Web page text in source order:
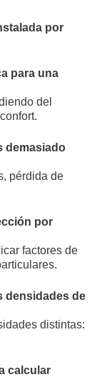
por
para una
del
demasiado
pérdida de
por
factores de
densidades de
distintas:
calcular